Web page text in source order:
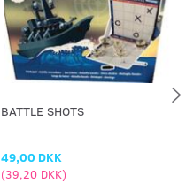
BATTLE SHOTS
49,00 DKK
(39,20 DKK)